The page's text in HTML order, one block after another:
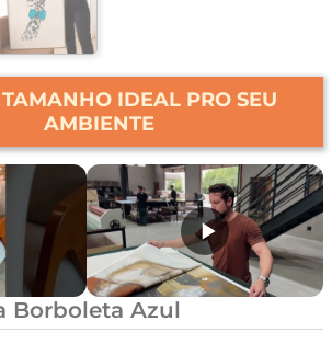
IDEAL PRO SEU
AMBIENTE
Borboleta Azul